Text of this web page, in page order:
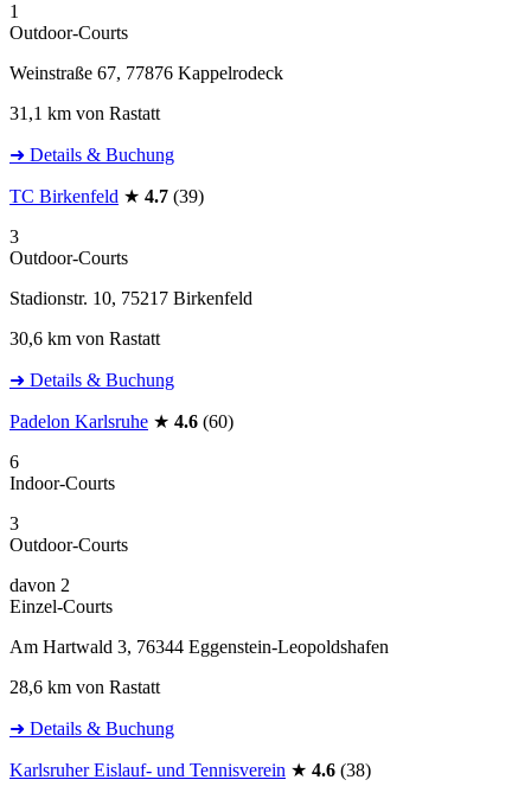
1
Outdoor-Courts
Weinstraße 67, 77876 Kappelrodeck
31,1 km von Rastatt
➜ Details & Buchung
TC Birkenfeld ★ 4.7 (39)
3
Outdoor-Courts
Stadionstr. 10, 75217 Birkenfeld
30,6 km von Rastatt
➜ Details & Buchung
Padelon Karlsruhe ★ 4.6 (60)
6
Indoor-Courts
3
Outdoor-Courts
davon 2
Einzel-Courts
Am Hartwald 3, 76344 Eggenstein-Leopoldshafen
28,6 km von Rastatt
➜ Details & Buchung
Karlsruher Eislauf- und Tennisverein ★ 4.6 (38)